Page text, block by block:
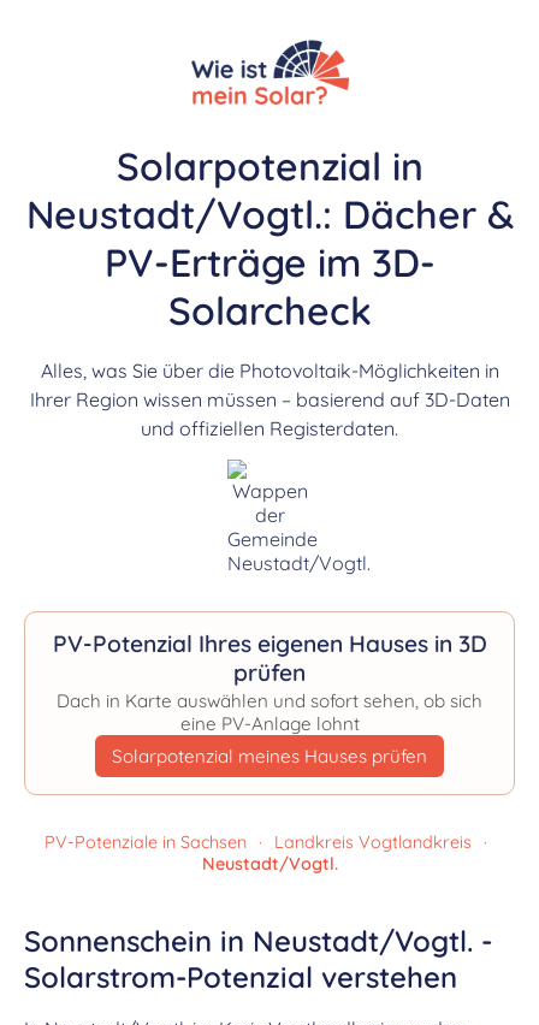
Solarpotenzial in
Neustadt/Vogtl.: Dächer &
PV-Erträge im 3D-
Solarcheck
Alles, was Sie über die Photovoltaik-Möglichkeiten in
Ihrer Region wissen müssen – basierend auf 3D-Daten
und offiziellen Registerdaten.
PV-Potenzial Ihres eigenen Hauses in 3D
prüfen
Dach in Karte auswählen und sofort sehen, ob sich
eine PV-Anlage lohnt
Solarpotenzial meines Hauses prüfen
PV-Potenziale in Sachsen · Landkreis Vogtlandkreis
·
Neustadt/Vogtl.
Sonnenschein in Neustadt/Vogtl. -
Solarstrom-Potenzial verstehen